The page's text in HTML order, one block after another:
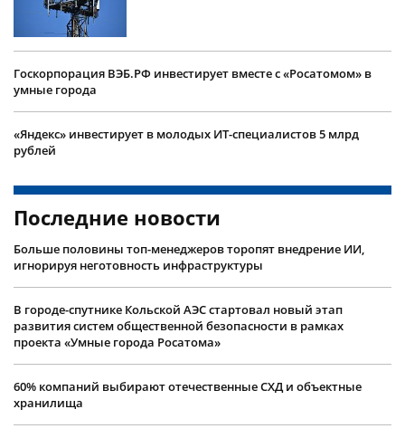
Госкорпорация ВЭБ.РФ инвестирует вместе с «Росатомом» в
умные города
«Яндекс» инвестирует в молодых ИТ-специалистов 5 млрд
рублей
Последние новости
Больше половины топ-менеджеров торопят внедрение ИИ,
игнорируя неготовность инфраструктуры
В городе-спутнике Кольской АЭС стартовал новый этап
развития систем общественной безопасности в рамках
проекта «Умные города Росатома»
60% компаний выбирают отечественные СХД и объектные
хранилища